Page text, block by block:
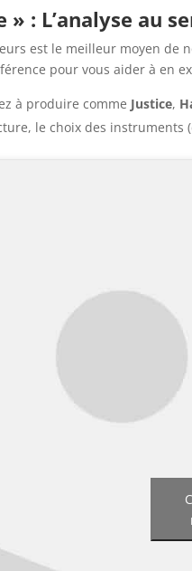
: L’analyse au
est le meilleur moyen
pour vous aider à en
à produire comme Justice,
le choix des instruments